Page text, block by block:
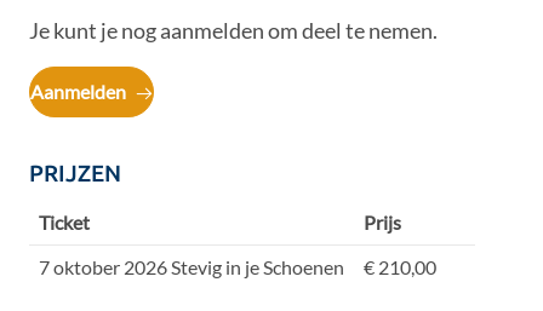
Je kunt je nog aanmelden om deel te nemen.
Aanmelden
PRIJZEN
Ticket
Prijs
7 oktober 2026 Stevig in je Schoenen
€ 210,00